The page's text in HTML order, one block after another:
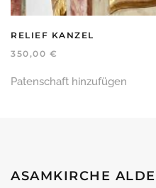
RELIEF KANZEL
350,00 €
Patenschaft hinzufügen
ASAMKIRCHE